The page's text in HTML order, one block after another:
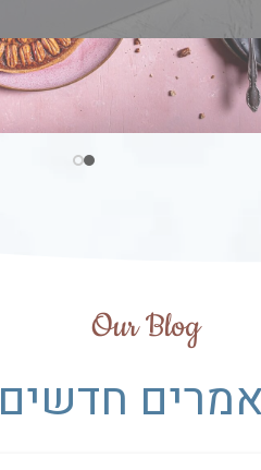
Our Blog
חדשים